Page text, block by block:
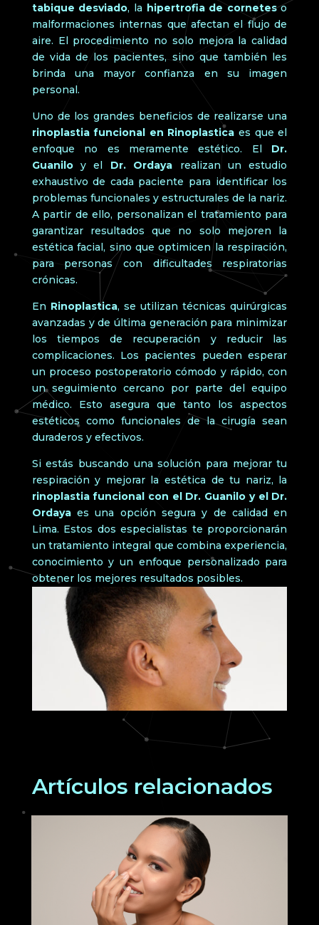
tabique desviado, la hipertrofia de corneteso
malformaciones internas que afectan el flujo de
aire. El procedimiento no solo mejora la calidad
de vida de los pacientes, sino que también les
brinda una mayor confianza en su imagen
personal.
Uno de los grandes beneficios de realizarse una
rinoplastia funcional en Rinoplastica es que el
enfoque no es meramente estético. El Dr.
Guaniloy el Dr. Ordaya realizan un estudio
exhaustivo de cada paciente para identificar los
problemas funcionales y estructurales de la nariz.
A partir de ello, personalizan el tratamiento para
garantizar resultados que no solo mejoren la
estética facial, sino que optimicen la respiración,
para personas con dificultades respiratorias
crónicas.
En Rinoplastica, se utilizan técnicas quirúrgicas
avanzadas y de última generación para minimizar
los tiempos de recuperación y reducir las
complicaciones. Los pacientes pueden esperar
un proceso postoperatorio cómodo y rápido, con
un seguimiento cercano por parte del equipo
médico. Esto asegura que tanto los aspectos
estéticos como funcionales de la cirugía sean
duraderos y efectivos.
Si estás buscando una solución para mejorar tu
respiración y mejorar la estética de tu nariz, la
rinoplastia funcional con el Dr. Guanilo y el Dr.
Ordayaes una opción segura y de calidad en
Lima. Estos dos especialistas te proporcionarán
un tratamiento integral que combina experiencia,
conocimiento y un enfoque personalizado para
obtener los mejores resultados posibles.
Artículos relacionados